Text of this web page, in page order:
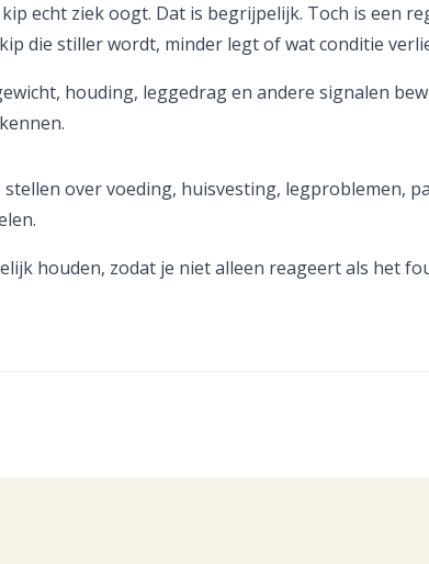
echt ziek oogt. Dat is begrijpelijk. Toch is een
die stiller wordt, minder legt of wat conditie
houding, leggedrag en andere signalen
over voeding, huisvesting, legproblemen,
houden, zodat je niet alleen reageert als het